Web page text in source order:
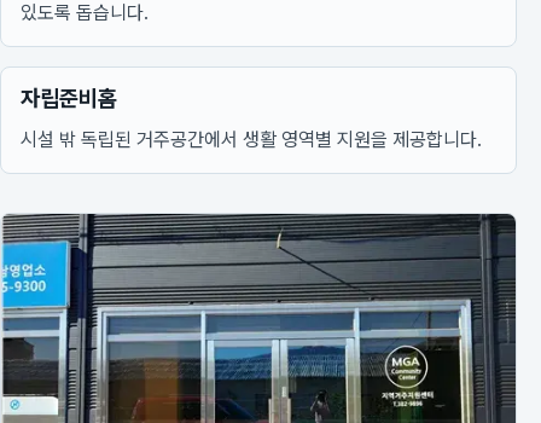
있도록 돕습니다.
자립준비홈
시설 밖 독립된 거주공간에서 생활 영역별 지원을 제공합니다.